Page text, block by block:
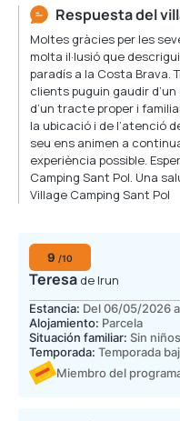
Respuesta del
Moltes gràcies per les
molta il·lusió que
paradís a la Costa Brava.
clients puguin gaudir
d’un tracte proper i
la ubicació i de l’atenció
seu ens animen a
experiència possible.
Camping Sant Pol. Una
Village Camping Sant Pol
9 /10
Teresa de Irun
Estancia: Del 06/05/2026
Alojamiento: Parcela
Situación familiar: Sin niños
Temporada: Temporada
Miembro del